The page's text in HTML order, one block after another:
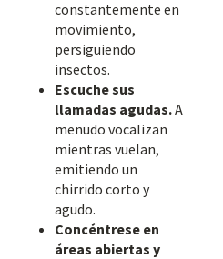
constantemente en
movimiento,
persiguiendo
insectos.
Escuche sus
llamadas agudas.A
menudo vocalizan
mientras vuelan,
emitiendo un
chirrido corto y
agudo.
Concéntrese en
áreas abiertas y